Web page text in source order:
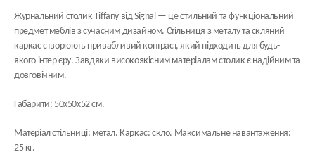
Журнальний столик Tiffany від Signal — це стильний та функціональний
предмет меблів з сучасним дизайном. Стільниця з металу та скляний
каркас створюють привабливий контраст, який підходить для будь-
якого інтер'єру. Завдяки високоякісним матеріалам столик є надійним та
довговічним.
Габарити: 50х50х52 см.
Матеріал стільниці: метал. Каркас: скло. Максимальне навантаження:
25 кг.